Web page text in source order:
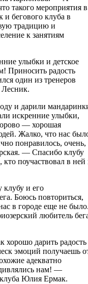
такого мероприятия в
бегового клуба в
традицию и
к занятиям
улыбки и детское
Приносить радость
один из тренеров
и дарили
искренние улыбки,
— хорошая
Жалко, что нас
понравилось, очень,
— Спасибо клубу
поучаствовал в ней
и его
Боюсь повториться,
в городе еще не
любитель
дарить радость
эмоций получаешь
адекватно
нам! —
клуба Юлия Ермак.